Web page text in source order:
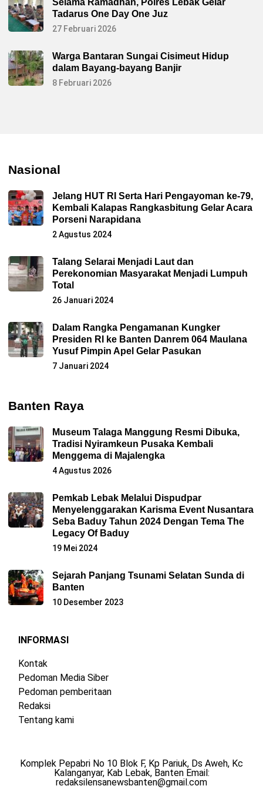
Selama Ramadhan, Polres Lebak Gelar
Tadarus One Day One Juz
27 Februari 2026
Warga Bantaran Sungai Cisimeut Hidup
dalam Bayang-bayang Banjir
8 Februari 2026
Nasional
Jelang HUT RI Serta Hari Pengayoman ke-79,
Kembali Kalapas Rangkasbitung Gelar Acara
Porseni Narapidana
2 Agustus 2024
Talang Selarai Menjadi Laut dan
Perekonomian Masyarakat Menjadi Lumpuh
Total
26 Januari 2024
Dalam Rangka Pengamanan Kungker
Presiden RI ke Banten Danrem 064 Maulana
Yusuf Pimpin Apel Gelar Pasukan
7 Januari 2024
Banten Raya
Museum Talaga Manggung Resmi Dibuka,
Tradisi Nyiramkeun Pusaka Kembali
Menggema di Majalengka
4 Agustus 2026
Pemkab Lebak Melalui Dispudpar
Menyelenggarakan Karisma Event Nusantara
Seba Baduy Tahun 2024 Dengan Tema The
Legacy Of Baduy
19 Mei 2024
Sejarah Panjang Tsunami Selatan Sunda di
Banten
10 Desember 2023
INFORMASI
Kontak
Pedoman Media Siber
Pedoman pemberitaan
Redaksi
Tentang kami
Komplek Pepabri No 10 Blok F, Kp Pariuk, Ds Aweh, Kc
Kalanganyar, Kab Lebak, Banten Email:
redaksilensanewsbanten@gmail.com